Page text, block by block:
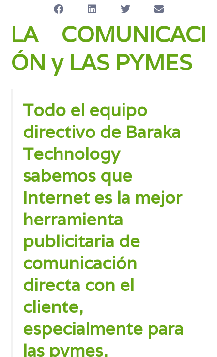
LA COMUNICACI
ÓN y LAS PYMES
Todo el equipo
directivo de Baraka
Technology
sabemos que
Internet es la mejor
herramienta
publicitaria de
comunicación
directa con el
cliente,
especialmente para
las pymes.